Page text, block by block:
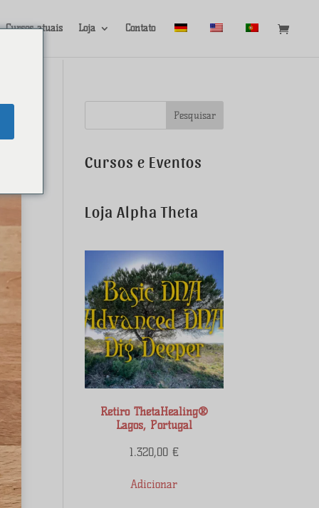
Cursos atuais Loja Contato
Cursos e Eventos
Loja Alpha Theta
Retiro ThetaHealing®
Lagos, Portugal
1.320,00 €
Adicionar